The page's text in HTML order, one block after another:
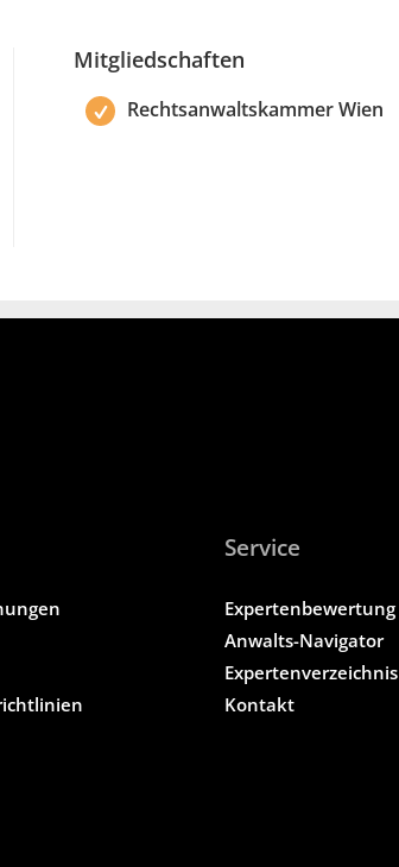
Mitgliedschaften
Rechtsanwaltskammer Wien
Service
Expertenbewertung
Anwalts-Navigator
Expertenverzeichnis
Kontakt